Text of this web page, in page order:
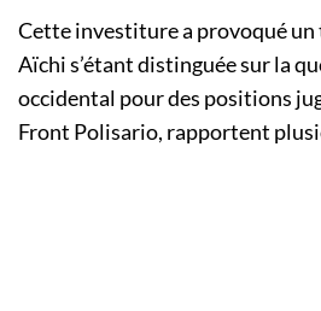
Cette investiture a provoqué un
Aïchi s’étant distinguée sur la
occidental pour des positions
Front Polisario, rapportent